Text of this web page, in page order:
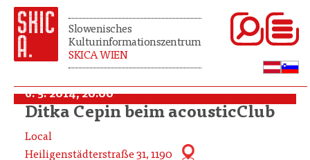
Slowenisches
Kulturinformationszentrum
SKICA WIEN
6. 5. 2014, 20:00
Ditka Čepin beim acousticClub
Local
Heiligenstädterstraße 31, 1190